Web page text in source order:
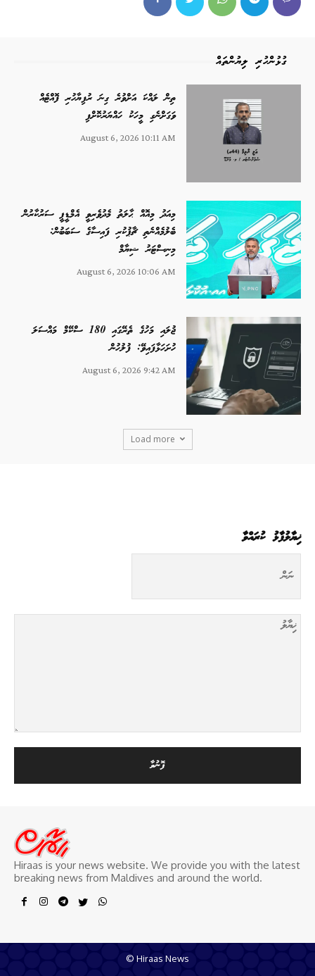
ގުޅުންހުރި ލިޔުންތައް
ތިން ލައްކަ އަށްވުރެ ގިނަ ރުފިޔާހުރި ފޮއްޓެއް
ވަގަށްނެގި މީހަކު ހައްޔަރުކޮށްފި
August 6, 2026 10:11 AM
މިއަދު މިއޮއް ޙާލަތު މެދުވެރިވީ އެމްޑީޕީ ސަރުކާރުން
ބެލުމެއްނެތި ޗާޕުކުރި ފައިސާގެ ސަބަބުން:
މިނިސްޓަރު ޝިޔާމް
August 6, 2026 10:06 AM
ޖުލައި މަހުގެ ތެރޭގައި 180 ސްކޭމް މައްސަލަ
ހުށަހަޅާފައިވޭ: ފުލުހުން
August 6, 2026 9:42 AM
Load more
ޚިޔާލުފާޅު ކުރައްވާ
Hiraas is your news website. We provide you with the latest
breaking news from Maldives and around the world.
© Hiraas News